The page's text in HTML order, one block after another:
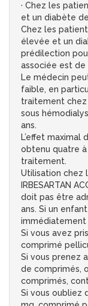
· Chez les
et un diabète
Chez les
élevée et un
prédilection
associée est de
Le médecin
faible, en
traitement
sous
ans.
L’effet
obtenu quatre
traitement.
Utilisation chez
IRBESARTAN
doit pas être
ans. Si un
Si vous avez pris
comprimé
Si vous prenez
de comprimés,
comprimés,
Si vous oubliez